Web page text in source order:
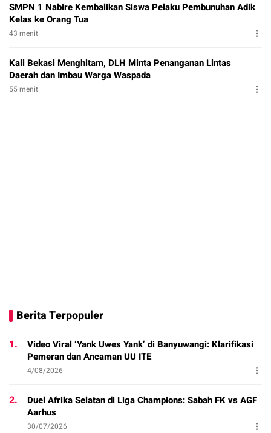
SMPN 1 Nabire Kembalikan Siswa Pelaku Pembunuhan Adik
Kelas ke Orang Tua
43 menit
Kali Bekasi Menghitam, DLH Minta Penanganan Lintas
Daerah dan Imbau Warga Waspada
55 menit
Berita Terpopuler
1.
Video Viral ‘Yank Uwes Yank’ di Banyuwangi: Klarifikasi
Pemeran dan Ancaman UU ITE
4/08/2026
2.
Duel Afrika Selatan di Liga Champions: Sabah FK vs AGF
Aarhus
30/07/2026